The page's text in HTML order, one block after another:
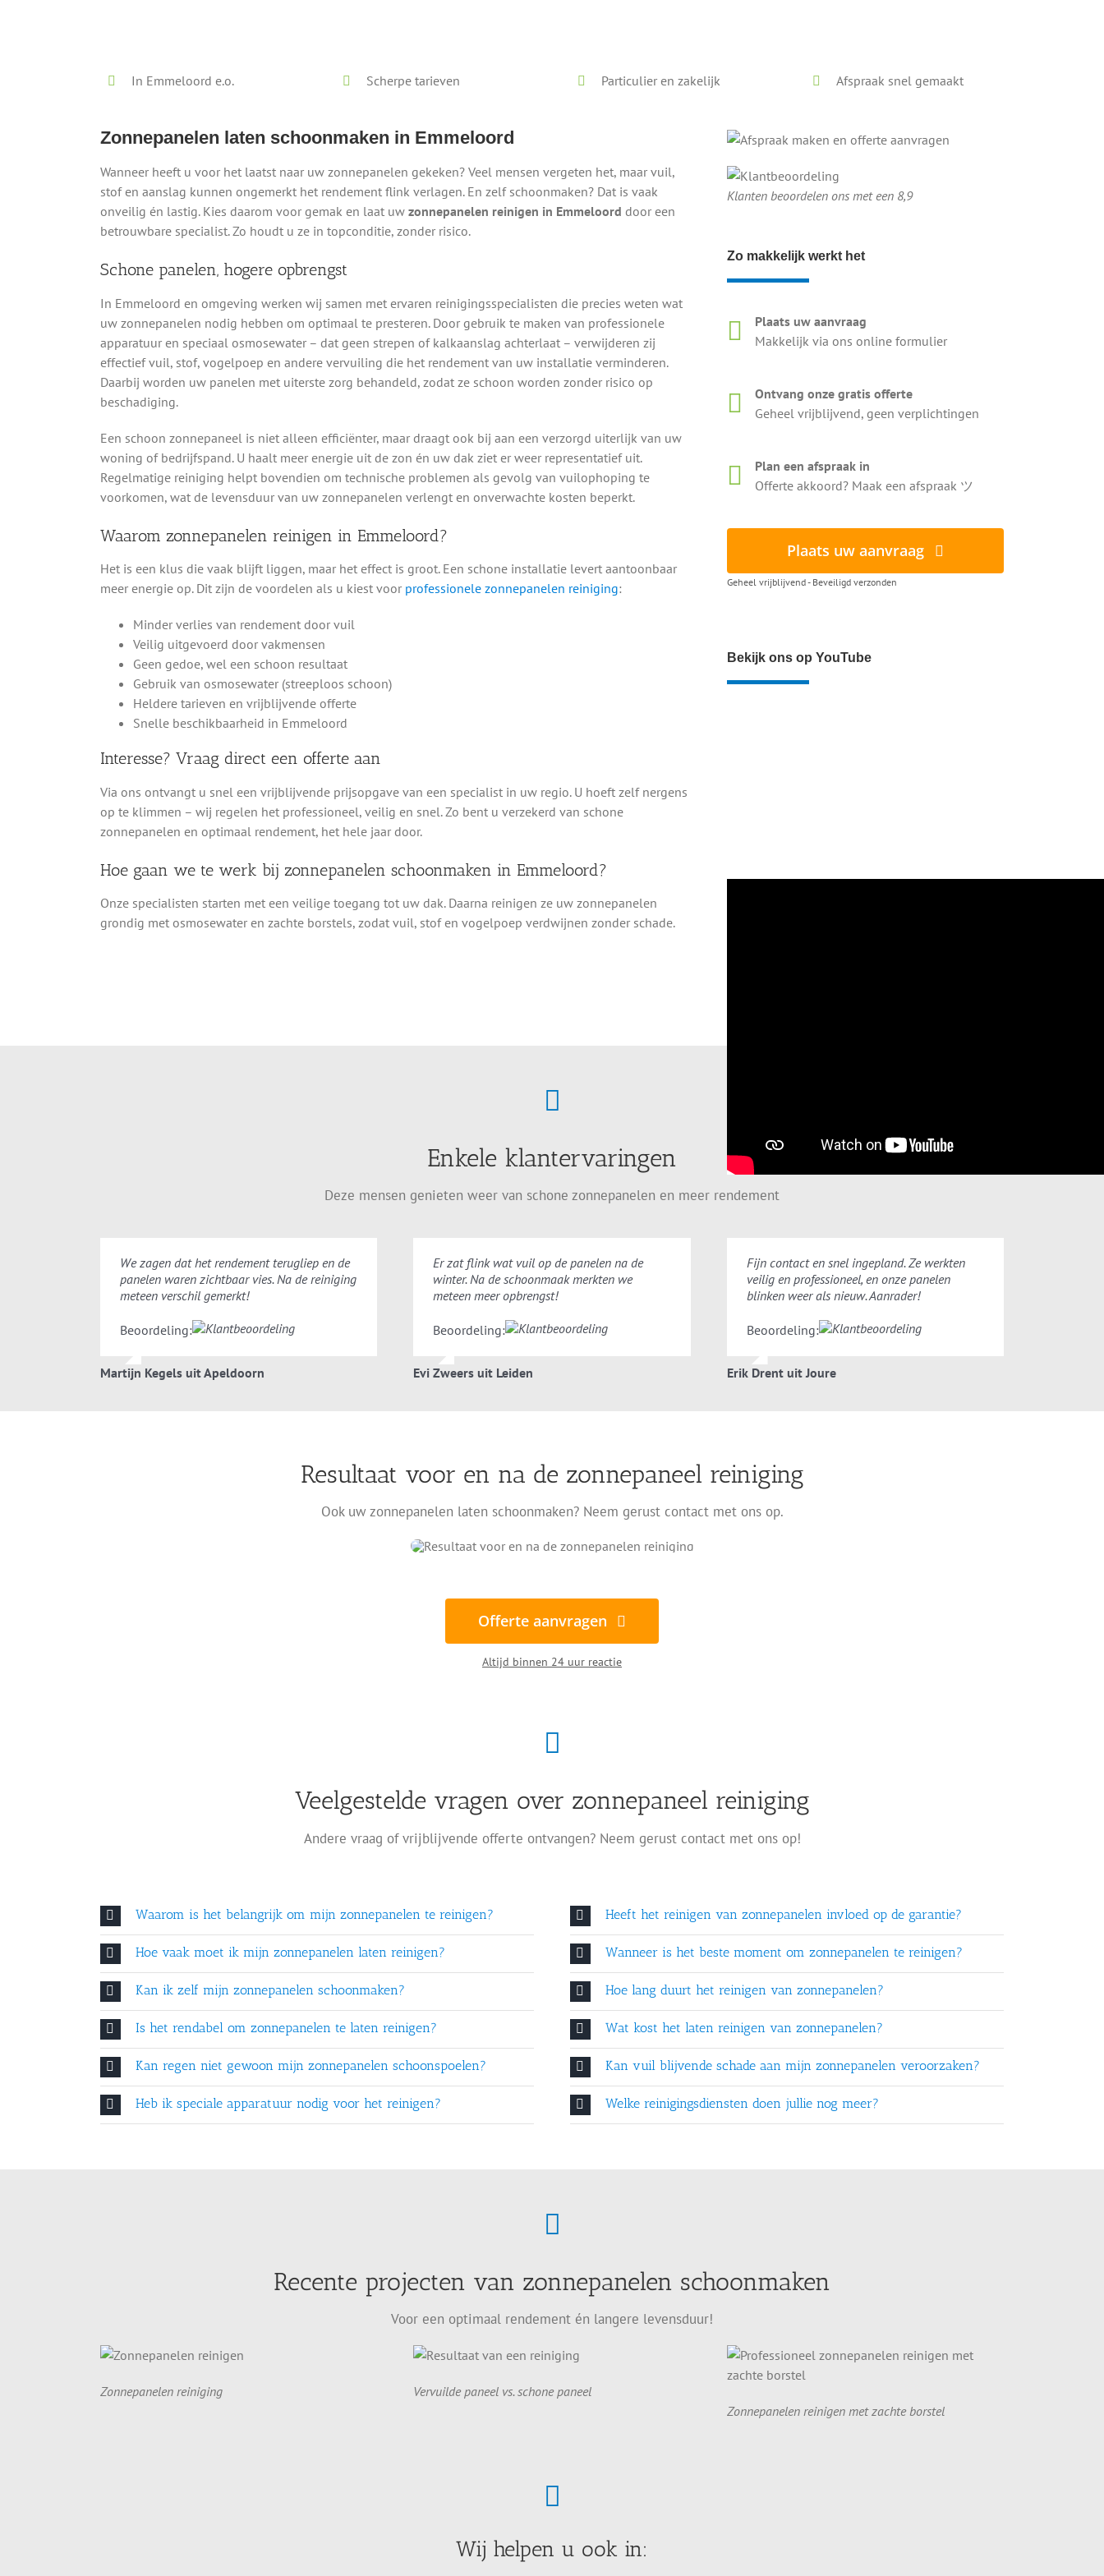
In Emmeloord e.o. Scherpe tarieven Particulier en zakelijk Afspraak snel gemaakt
Zonnepanelen laten schoonmaken in Emmeloord
Wanneer heeft u voor het laatst naar uw zonnepanelen gekeken? Veel mensen vergeten het, maar vuil,
stof en aanslag kunnen ongemerkt het rendement flink verlagen. En zelf schoonmaken? Dat is vaak
onveilig én lastig. Kies daarom voor gemak en laat uw zonnepanelen reinigen in Emmeloord door een
betrouwbare specialist. Zo houdt u ze in topconditie, zonder risico.
Schone panelen, hogere opbrengst
In Emmeloord en omgeving werken wij samen met ervaren reinigingsspecialisten die precies weten wat
uw zonnepanelen nodig hebben om optimaal te presteren. Door gebruik te maken van professionele
apparatuur en speciaal osmosewater – dat geen strepen of kalkaanslag achterlaat – verwijderen zij
effectief vuil, stof, vogelpoep en andere vervuiling die het rendement van uw installatie verminderen.
Daarbij worden uw panelen met uiterste zorg behandeld, zodat ze schoon worden zonder risico op
beschadiging.
Een schoon zonnepaneel is niet alleen efficiënter, maar draagt ook bij aan een verzorgd uiterlijk van uw
woning of bedrijfspand. U haalt meer energie uit de zon én uw dak ziet er weer representatief uit.
Regelmatige reiniging helpt bovendien om technische problemen als gevolg van vuilophoping te
voorkomen, wat de levensduur van uw zonnepanelen verlengt en onverwachte kosten beperkt.
Waarom zonnepanelen reinigen in Emmeloord?
Het is een klus die vaak blijft liggen, maar het effect is groot. Een schone installatie levert aantoonbaar
meer energie op. Dit zijn de voordelen als u kiest voor professionele zonnepanelen reiniging:
Minder verlies van rendement door vuil
Veilig uitgevoerd door vakmensen
Geen gedoe, wel een schoon resultaat
Gebruik van osmosewater (streeploos schoon)
Heldere tarieven en vrijblijvende offerte
Snelle beschikbaarheid in Emmeloord
Interesse? Vraag direct een offerte aan
Via ons ontvangt u snel een vrijblijvende prijsopgave van een specialist in uw regio. U hoeft zelf nergens
op te klimmen – wij regelen het professioneel, veilig en snel. Zo bent u verzekerd van schone
zonnepanelen en optimaal rendement, het hele jaar door.
Hoe gaan we te werk bij zonnepanelen schoonmaken in Emmeloord?
Onze specialisten starten met een veilige toegang tot uw dak. Daarna reinigen ze uw zonnepanelen
grondig met osmosewater en zachte borstels, zodat vuil, stof en vogelpoep verdwijnen zonder schade.
Klanten beoordelen ons met een 8,9
Zo makkelijk werkt het
Plaats uw aanvraag
Makkelijk via ons online formulier
Ontvang onze gratis offerte
Geheel vrijblijvend, geen verplichtingen
Plan een afspraak in
Offerte akkoord? Maak een afspraak ツ
Plaats uw aanvraag
Geheel vrijblijvend - Beveiligd verzonden
Bekijk ons op YouTube
Enkele klantervaringen
Deze mensen genieten weer van schone zonnepanelen en meer rendement
We zagen dat het rendement terugliep en de
panelen waren zichtbaar vies. Na de reiniging
meteen verschil gemerkt!
Beoordeling:
Martijn Kegels uit Apeldoorn
Er zat flink wat vuil op de panelen na de
winter. Na de schoonmaak merkten we
meteen meer opbrengst!
Beoordeling:
Evi Zweers uit Leiden
Fijn contact en snel ingepland. Ze werkten
veilig en professioneel, en onze panelen
blinken weer als nieuw. Aanrader!
Beoordeling:
Erik Drent uit Joure
Resultaat voor en na de zonnepaneel reiniging
Ook uw zonnepanelen laten schoonmaken? Neem gerust contact met ons op.
Offerte aanvragen
Altijd binnen 24 uur reactie
Veelgestelde vragen over zonnepaneel reiniging
Andere vraag of vrijblijvende offerte ontvangen? Neem gerust contact met ons op!
Waarom is het belangrijk om mijn zonnepanelen te reinigen?
Hoe vaak moet ik mijn zonnepanelen laten reinigen?
Kan ik zelf mijn zonnepanelen schoonmaken?
Is het rendabel om zonnepanelen te laten reinigen?
Kan regen niet gewoon mijn zonnepanelen schoonspoelen?
Heb ik speciale apparatuur nodig voor het reinigen?
Heeft het reinigen van zonnepanelen invloed op de garantie?
Wanneer is het beste moment om zonnepanelen te reinigen?
Hoe lang duurt het reinigen van zonnepanelen?
Wat kost het laten reinigen van zonnepanelen?
Kan vuil blijvende schade aan mijn zonnepanelen veroorzaken?
Welke reinigingsdiensten doen jullie nog meer?
Recente projecten van zonnepanelen schoonmaken
Voor een optimaal rendement én langere levensduur!
Zonnepanelen reiniging
Vervuilde paneel vs. schone paneel
Zonnepanelen reinigen met zachte borstel
Wij helpen u ook in: